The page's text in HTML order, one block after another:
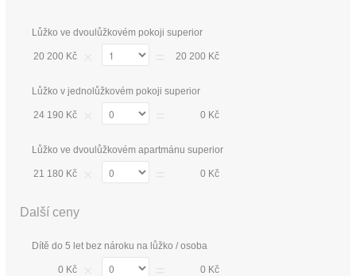
Lůžko ve dvoulůžkovém pokoji superior
20 200 Kč 20 200 Kč
Lůžko v jednolůžkovém pokoji superior
24 190 Kč 0 Kč
Lůžko ve dvoulůžkovém apartmánu superior
21 180 Kč 0 Kč
Další ceny
Dítě do 5 let bez nároku na lůžko / osoba
0 Kč 0 Kč